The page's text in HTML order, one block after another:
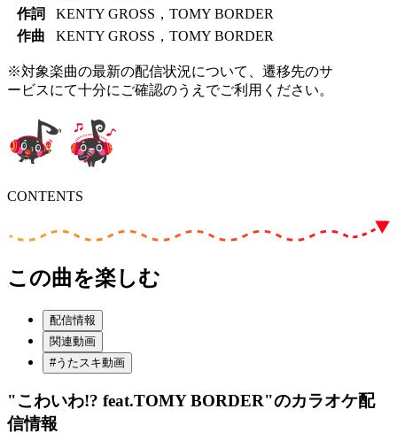
作詞
KENTY GROSS，TOMY BORDER
作曲
KENTY GROSS，TOMY BORDER
※対象楽曲の最新の配信状況について、遷移先のサ
ービスにて十分にご確認のうえでご利用ください。
CONTENTS
この曲を楽しむ
配信情報
関連動画
#うたスキ動画
"こわいわ!? feat.TOMY BORDER"のカラオケ配
信情報